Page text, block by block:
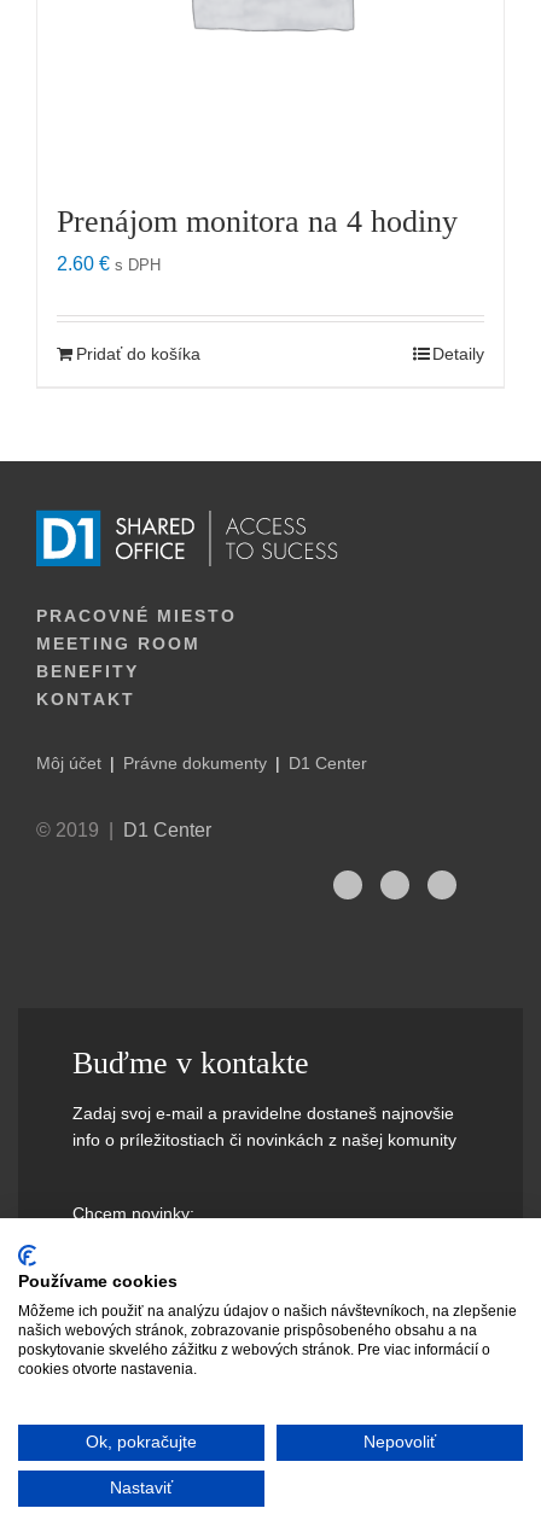
Prenájom monitora na 4 hodiny
2.60 € s DPH
Pridať do košíka Detaily
PRACOVNÉ MIESTO
MEETING ROOM
BENEFITY
KONTAKT
Môj účet Právne dokumenty D1 Center
© 2019 | D1 Center
Buďme v kontakte
Zadaj svoj e-mail a pravidelne dostaneš najnovšie
info o príležitostiach či novinkách z našej komunity
Chcem novinky:
Používame cookies
Môžeme ich použiť na analýzu údajov o našich návštevníkoch, na zlepšenie
našich webových stránok, zobrazovanie prispôsobeného obsahu a na
poskytovanie skvelého zážitku z webových stránok. Pre viac informácií o
cookies otvorte nastavenia.
Ok, pokračujte Nepovoliť
Nastaviť